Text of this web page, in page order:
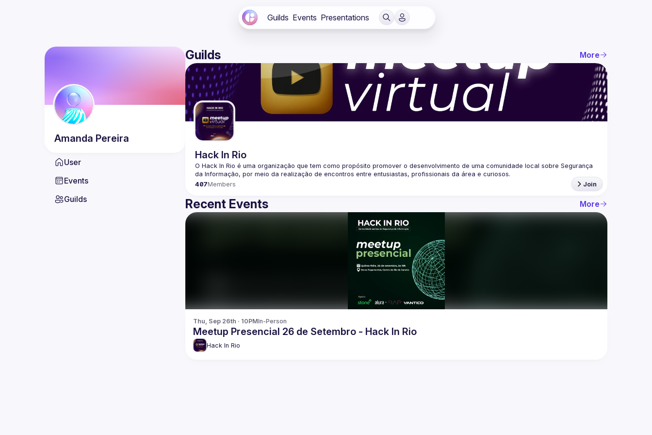
Guilds Events Presentations
Amanda Pereira
User
Events
Guilds
Guilds More
Hack In Rio
O Hack In Rio é uma organização que tem como propósito promover o desenvolvimento de uma comunidade local sobre Segurança
407Members Join
Recent Events More
Thu, Sep 26th · 10PMIn-Person
Meetup Presencial 26 de Setembro - Hack In Rio
Hack In Rio